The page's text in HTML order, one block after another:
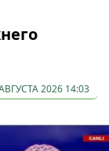
2026 14:03